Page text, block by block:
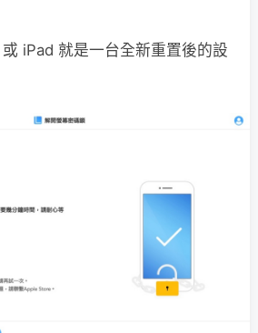
iPad 就是一台全新重置後的設